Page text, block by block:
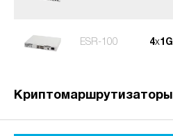
ESR-100 4x1G
Криптомаршрутизаторы